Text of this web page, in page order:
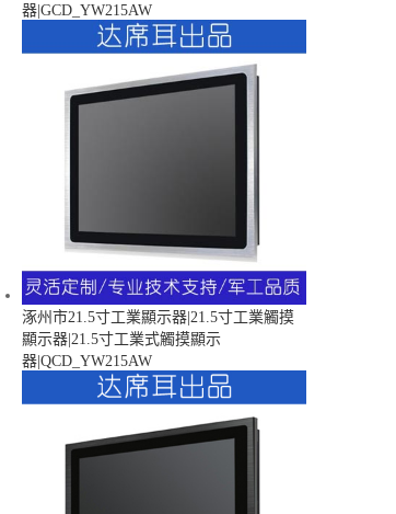
器|GCD_YW215AW
涿州市21.5寸工業顯示器|21.5寸工業觸摸
顯示器|21.5寸工業式觸摸顯示
器|QCD_YW215AW